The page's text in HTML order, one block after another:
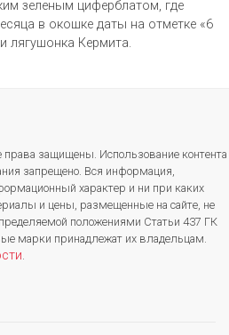
зеленым циферблатом, где
в окошке даты на отметке «6
лягушонка Кермита.
права защищены. Использование контента
запрещено. Вся информация,
характер и ни при каких
и цены, размещенные на сайте, не
положениями Статьи 437 ГК
марки принадлежат их владельцам.